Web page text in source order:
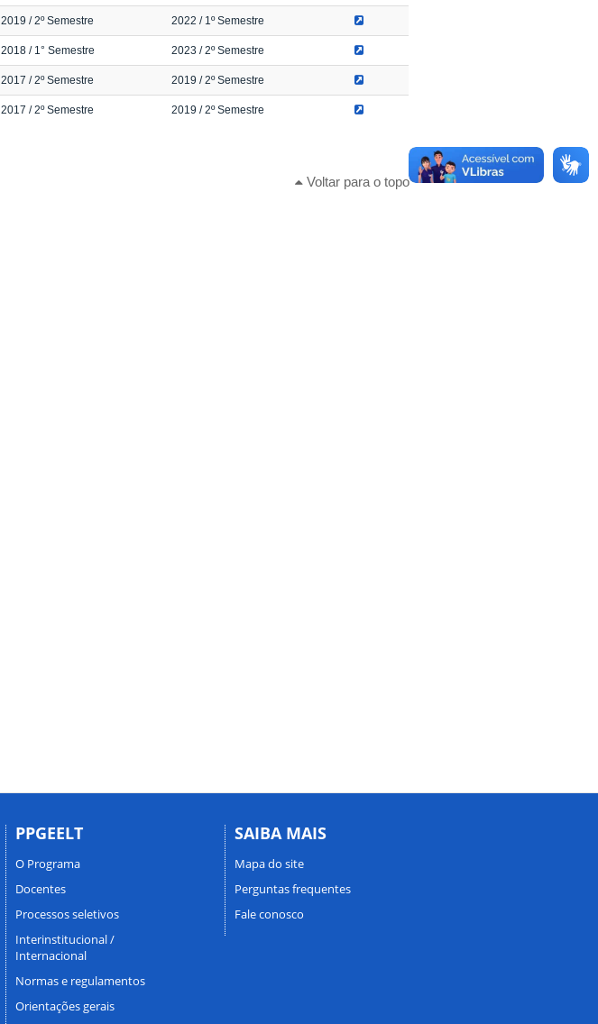
2019 / 2º Semestre 2022 / 1º Semestre
2018 / 1° Semestre 2023 / 2º Semestre
2017 / 2º Semestre 2019 / 2º Semestre
2017 / 2º Semestre 2019 / 2º Semestre
Voltar para o topo
PPGEELT
O Programa
Docentes
Processos seletivos
Interinstitucional /
Internacional
Normas e regulamentos
Orientações gerais
SAIBA MAIS
Mapa do site
Perguntas frequentes
Fale conosco